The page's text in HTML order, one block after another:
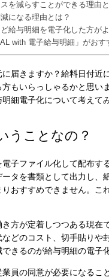
を減らすことができる理由
になる理由とは？
給与明細を電子化した方が
with 電子給与明細」がおす
届きますか？給料日付近
もいらっしゃるかと思いま
細電子化について考えて
うことなの？
子ファイル化して配布す
タを書類として出力し、
おすすめできません。こ
方が定着しつつある現在
どのコスト、切手貼りや
きるのが給与明細の電子化
員の同意が必要になるこ